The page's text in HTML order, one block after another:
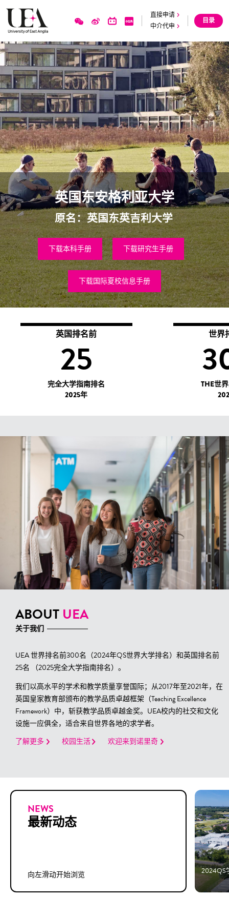
直接申请
中介代申
目录
英国东安格利亚大学
原名：英国东英吉利大学
下载本科手册 下载研究生手册
下载国际夏校信息手册
英国排名前
25
完全大学指南排名
2025年
世界
THE世
ABOUT UEA
关于我们
UEA 世界排名前300名（2024年QS世界大学排名）和英国排名前
25名 （2025完全大学指南排名）。
我们以高水平的学术和教学质量享誉国际；从2017年至2021年，在
英国皇家教育部颁布的教学品质卓越框架（Teaching Excellence
Framework）中，斩获教学品质卓越金奖。UEA校内的社交和文化
设施一应俱全，适合来自世界各地的求学者。
了解更多
校园生活 欢迎来到诺里奇
NEWS
最新动态
向左滑动开始浏览 2024QS